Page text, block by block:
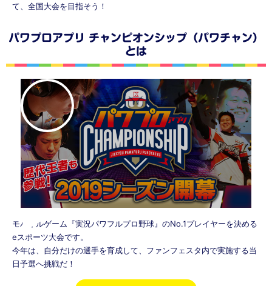
て、全国大会を目指そう！
パワプロアプリ チャンピオンシップ（パワチャン）
とは
モバイルゲーム『実況パワフルプロ野球』のNo.1プレイヤーを決める
eスポーツ大会です。
今年は、自分だけの選手を育成して、ファンフェスタ内で実施する当
日予選へ挑戦だ！